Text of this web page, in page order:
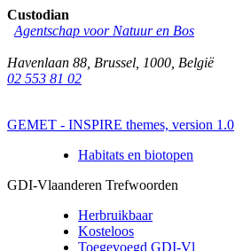
Custodian
Agentschap voor Natuur en Bos
Havenlaan 88 Brussel 1000 België
02 553 81 02
GEMET - INSPIRE themes, version 1.0
Habitats en biotopen
GDI-Vlaanderen Trefwoorden
Herbruikbaar
Kosteloos
Toegevoegd GDI-Vl